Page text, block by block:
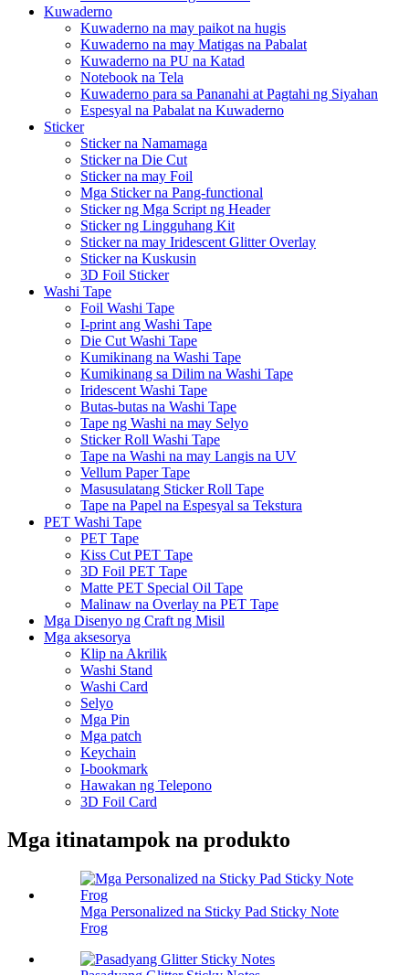
Kuwaderno
Kuwaderno na may paikot na hugis
Kuwaderno na may Matigas na Pabalat
Kuwaderno na PU na Katad
Notebook na Tela
Kuwaderno para sa Pananahi at Pagtahi ng Siyahan
Espesyal na Pabalat na Kuwaderno
Sticker
Sticker na Namamaga
Sticker na Die Cut
Sticker na may Foil
Mga Sticker na Pang-functional
Sticker ng Mga Script ng Header
Sticker ng Lingguhang Kit
Sticker na may Iridescent Glitter Overlay
Sticker na Kuskusin
3D Foil Sticker
Washi Tape
Foil Washi Tape
I-print ang Washi Tape
Die Cut Washi Tape
Kumikinang na Washi Tape
Kumikinang sa Dilim na Washi Tape
Iridescent Washi Tape
Butas-butas na Washi Tape
Tape ng Washi na may Selyo
Sticker Roll Washi Tape
Tape na Washi na may Langis na UV
Vellum Paper Tape
Masusulatang Sticker Roll Tape
Tape na Papel na Espesyal sa Tekstura
PET Washi Tape
PET Tape
Kiss Cut PET Tape
3D Foil PET Tape
Matte PET Special Oil Tape
Malinaw na Overlay na PET Tape
Mga Disenyo ng Craft ng Misil
Mga aksesorya
Klip na Akrilik
Washi Stand
Washi Card
Selyo
Mga Pin
Mga patch
Keychain
I-bookmark
Hawakan ng Telepono
3D Foil Card
Mga itinatampok na produkto
Mga Personalized na Sticky Pad Sticky Note
Frog